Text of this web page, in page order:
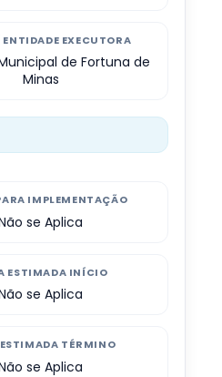
EXECUTORA
de Fortuna de
Minas
IMPLEMENTAÇÃO
se Aplica
ESTIMADA INÍCIO
se Aplica
TÉRMINO
se Aplica